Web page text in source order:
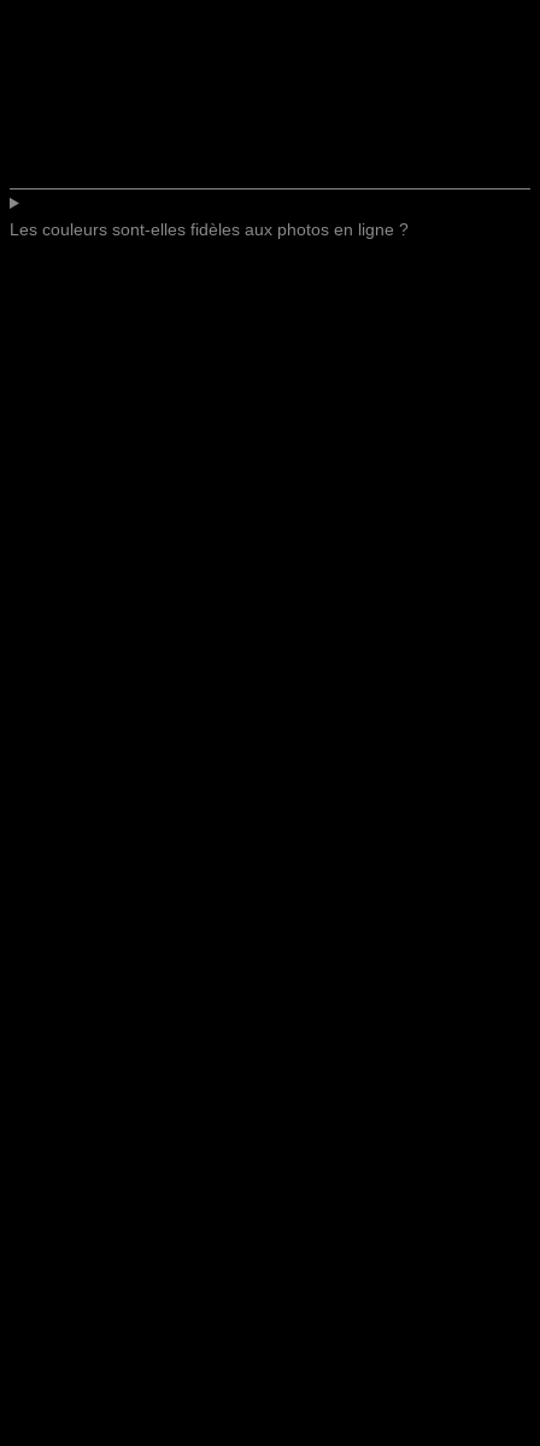
Les couleurs sont-elles fidèles aux photos en ligne ?